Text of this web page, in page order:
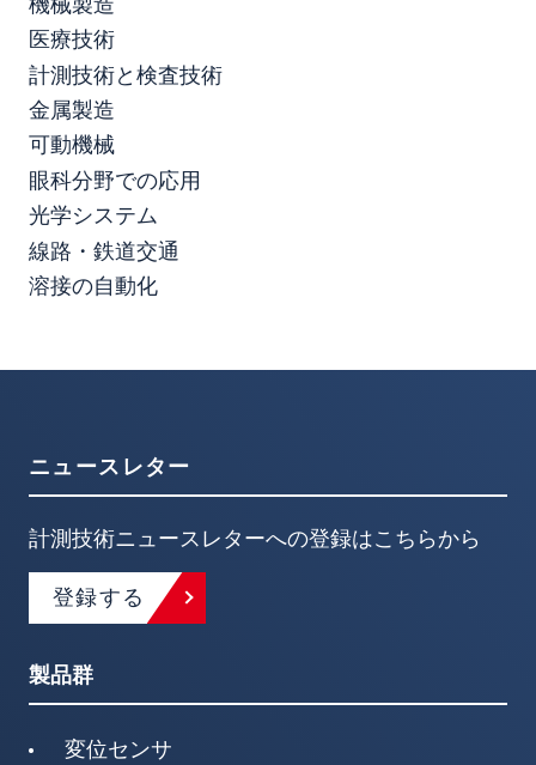
医療技術
計測技術と検査技術
金属製造
可動機械
眼科分野での応用
光学システム
線路・鉄道交通
溶接の自動化
ニュースレター
計測技術ニュースレターへの登録はこちらから
登録する
製品群
変位センサ